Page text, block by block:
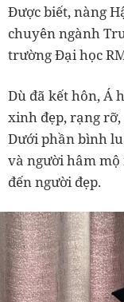
Được biết, nàng
chuyên ngành
trường Đại học
Dù đã kết hôn, Á
xinh đẹp, rạng
Dưới phần bình
và người hâm
đến người đẹp.